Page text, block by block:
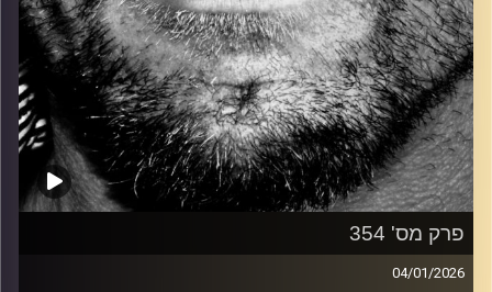
פרק מס' 354
04/01/2026